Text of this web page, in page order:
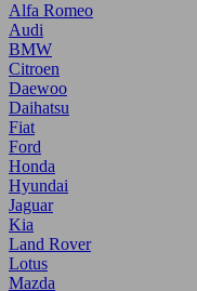
Alfa Romeo
Audi
BMW
Citroen
Daewoo
Daihatsu
Fiat
Ford
Honda
Hyundai
Jaguar
Kia
Land Rover
Lotus
Mazda